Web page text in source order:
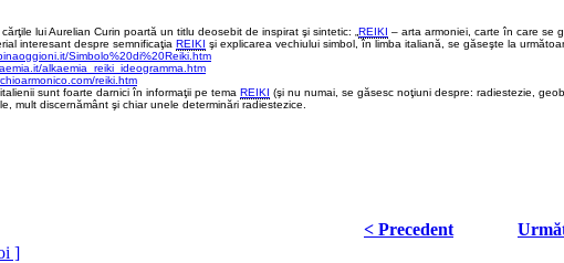
lui Aurelian Curin poartă un titlu deosebit de inspirat şi sintetic: „ REIKI – arta armoniei, carte în care se
interesant despre semnificaţia REIKI şi explicarea vechiului simbol, în limba italiană, se găseşte la
Simbolo%20di%20Reiki.htm
alkaemia_reiki_ideogramma.htm
reiki.htm
sunt foarte darnici în informaţii pe tema REIKI (şi nu numai, se găsesc noţiuni despre: radiestezie,
mult discernământ şi chiar unele determinări radiestezice.
< Precedent
]